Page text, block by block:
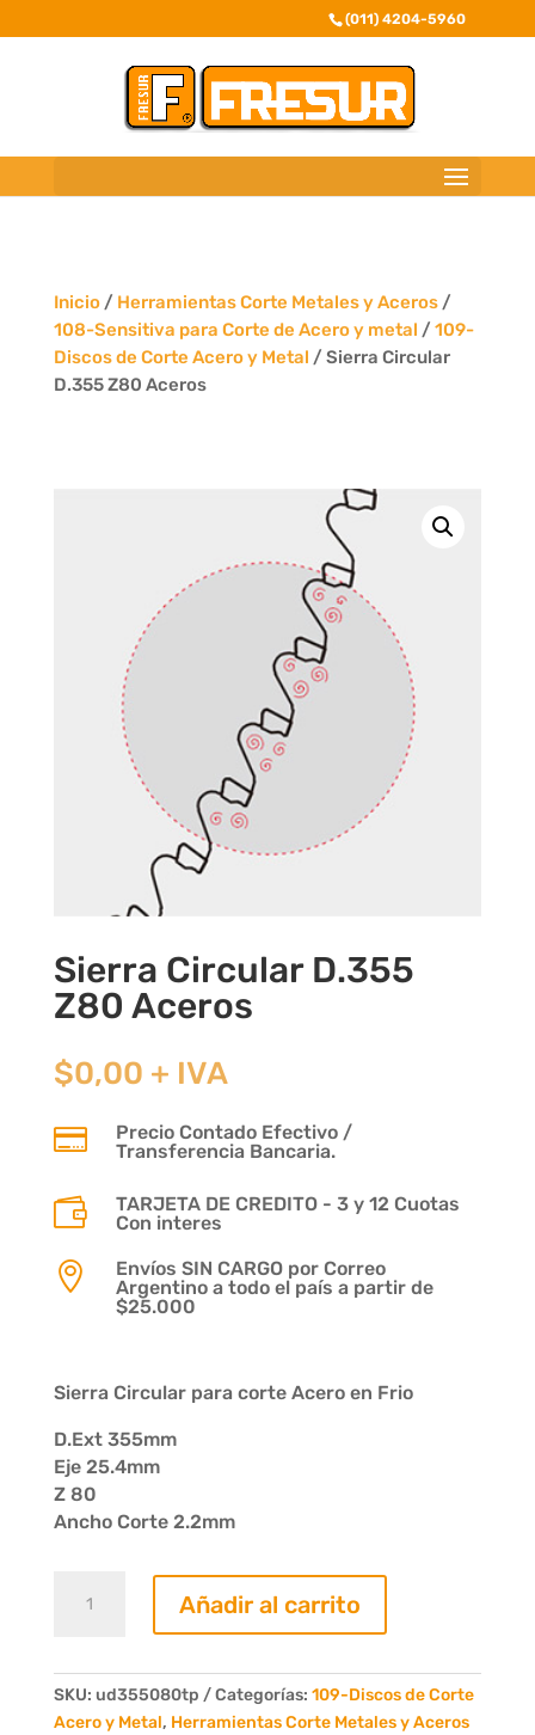
(011) 4204-5960
Inicio/ Herramientas Corte Metales y Aceros/
108-Sensitiva para Corte de Acero y metal / 109-
Discos de Corte Acero y Metal / Sierra Circular
D.355 Z80 Aceros
Sierra Circular D.355
Z80 Aceros
$0,00 + IVA

Precio Contado Efectivo /
Transferencia Bancaria.

TARJETA DE CREDITO - 3 y 12 Cuotas
Con interes

Envíos SIN CARGO por Correo
Argentino a todo el país a partir de
$25.000
Sierra Circular para corte Acero en Frio
D.Ext 355mm
Eje 25.4mm
Z 80
Ancho Corte 2.2mm
Circular
Aceros
cantidad
Añadir al carrito
SKU: ud355080tp Categorías: 109-Discos de Corte
Acero y Metal, Herramientas Corte Metales y Aceros